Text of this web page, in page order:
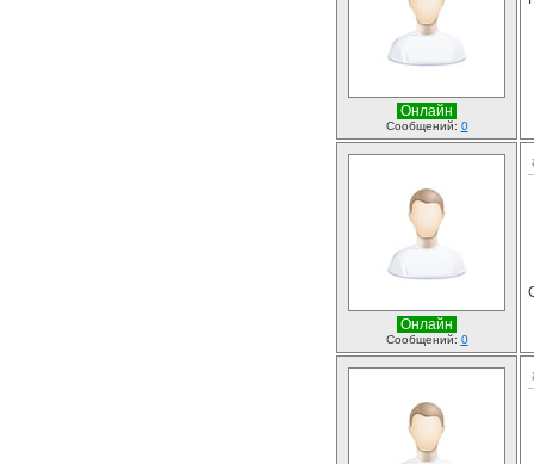
Онлайн
Сообщений: 0
Онлайн
Сообщений: 0